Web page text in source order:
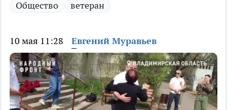
Общество
ветеран
10 мая 11:28 Евгений Муравьев